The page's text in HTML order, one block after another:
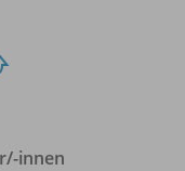
-innen